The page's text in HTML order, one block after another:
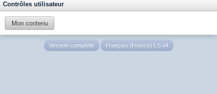
Contrôles utilisateur
Mon contenu
Version complète Français (France) LS v4